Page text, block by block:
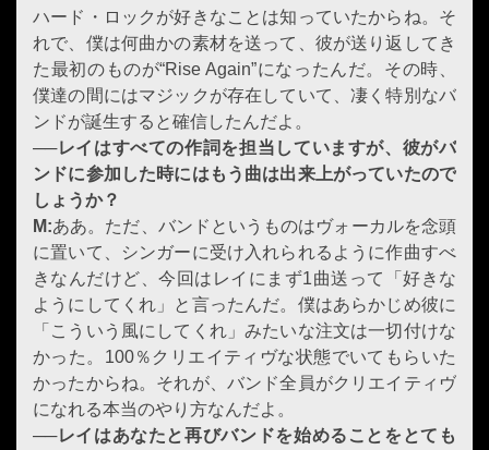
ハード・ロックが好きなことは知っていたからね。そ
れで、僕は何曲かの素材を送って、彼が送り返してき
た最初のものが“Rise Again”になったんだ。その時、
僕達の間にはマジックが存在していて、凄く特別なバ
ンドが誕生すると確信したんだよ。
──レイ はすべての作詞を担当していますが、 彼がバ
ンドに参加した時にはもう曲は出来上がっていたので
しょうか？
M:ああ。ただ、バンドというものはヴォーカルを念頭
に置いて、シンガーに受け入れられるように作曲すべ
きなんだけど、今回はレイにまず1曲送って「好きな
ようにしてくれ」と言ったんだ。僕はあらかじめ彼に
「こういう風にしてくれ」みたいな注文は一切付けな
かった。100％クリエイティヴな状態でいてもらいた
かったからね。それが、バンド全員がクリエイティヴ
になれる本当のやり方なんだよ。
──レイ はあなたと再びバンドを始めることをとても